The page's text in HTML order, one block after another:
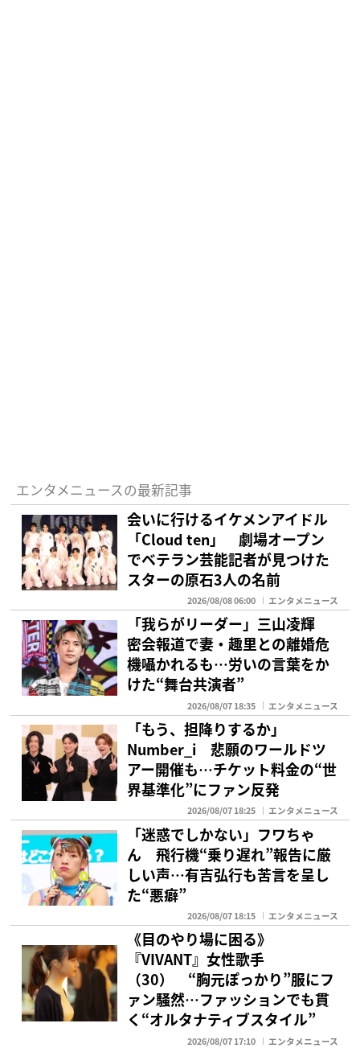
エンタメニュースの最新記事
会いに行けるイケメンアイドル
「Cloud ten」 劇場オープン
でベテラン芸能記者が見つけた
スターの原石3人の名前
2026/08/08 06:00 エンタメニュース
「我らがリーダー」三山凌輝
密会報道で妻・趣里との離婚危
機囁かれるも…労いの言葉をか
けた“舞台共演者”
2026/08/07 18:35 エンタメニュース
「もう、担降りするか」
Number_i 悲願のワールドツ
アー開催も…チケット料金の“世
界基準化”にファン反発
2026/08/07 18:25 エンタメニュース
「迷惑でしかない」フワちゃ
ん 飛行機“乗り遅れ”報告に厳
しい声…有吉弘行も苦言を呈し
た“悪癖”
2026/08/07 18:15 エンタメニュース
《目のやり場に困る》
『VIVANT』女性歌手
（30） “胸元ぽっかり”服にフ
ァン騒然…ファッションでも貫
く“オルタナティブスタイル”
2026/08/07 17:10 エンタメニュース